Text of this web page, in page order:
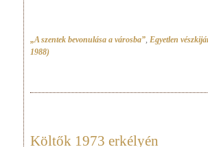
„A szentek bevonulása a városba”, Egyetlen
1988)
Költők 1973 erkélyén